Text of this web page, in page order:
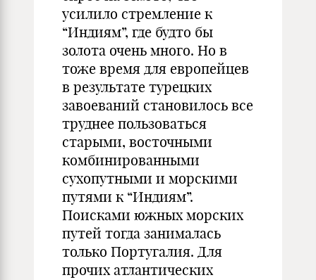
усилило стремление к
“Индиям”, где будто бы
золота очень много. Но в
тоже время для европейцев
в результате турецких
завоеваний становилось все
труднее пользоваться
старыми, восточными
комбинированными
сухопутными и морскими
путями к “Индиям”.
Поисками южных морских
путей тогда занималась
только Португалия. Для
прочих атлантических